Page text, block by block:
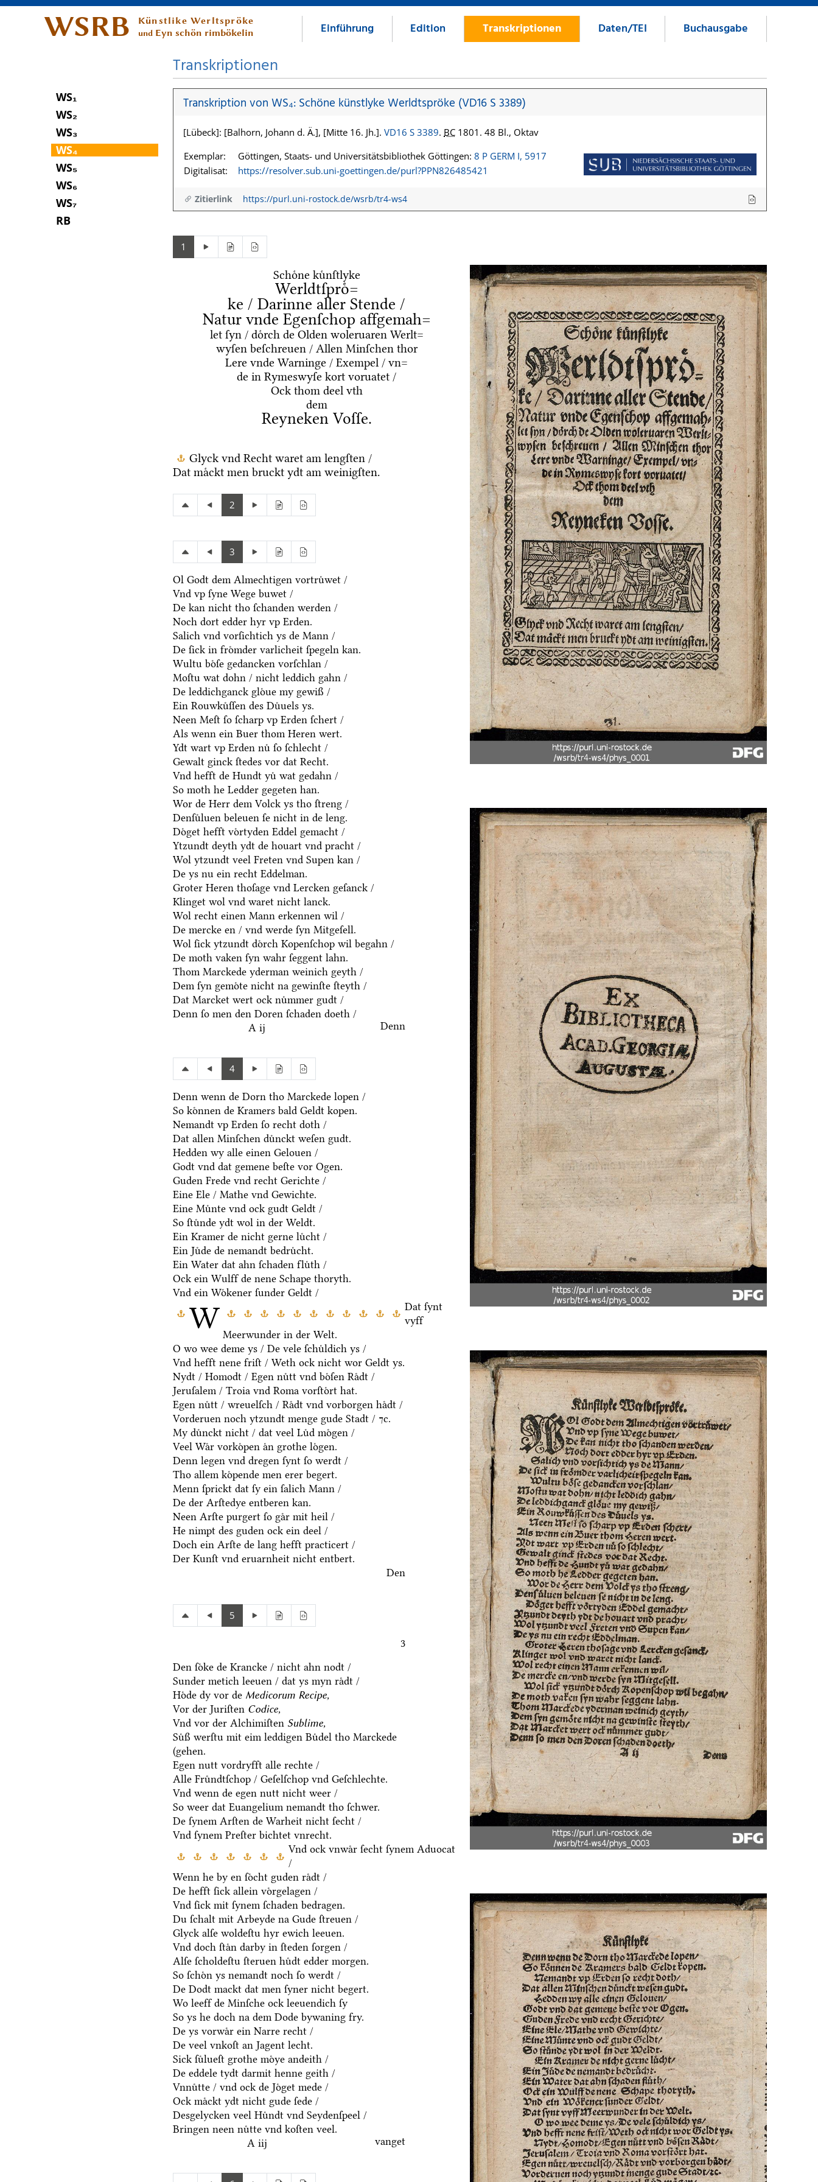
WSRB Künstlike Werltspröke
und Eyn schön rimbökelin Einführung Edition Transkriptionen Daten/TEI Buchausgabe
WS₁
WS₂
WS₃
WS₄
WS₅
WS₆
WS₇
RB
Transkriptionen
Transkription von WS₄: Schöne künstlyke Werldtspröke (VD16 S 3389)
[Lübeck]: [Balhorn, Johann d. Ä.], [Mitte 16. Jh.]. VD16 S 3389. BC 1801. 48 Bl., Oktav
Exemplar:
Göttingen, Staats- und Universitätsbibliothek Göttingen: 8 P GERM I, 5917
Digitalisat:
https://resolver.sub.uni-goettingen.de/purl?PPN826485421
Zitierlink https://purl.uni-rostock.de/wsrb/tr4-ws4
1
Schoͤne kuͤnſtlyke
Werldtſproͤ=
ke / Darinne aller Stende /
Natur vnde Egenſchop affgemah=
let ſyn / doͤrch de Olden woleruaren Werlt=
wyſen beſchreuen / Allen Minſchen thor
Lere vnde Warninge / Exempel / vn=
de in Rymeswyſe kort voruatet /
Ock thom deel vth
dem
Reyneken Voſſe.
Glyck vnd Recht waret am lengſten /
Dat maͤckt men bruckt ydt am weinigſten.
2
3
W
Ol Godt dem Almechtigen vortruͤwet /
Vnd vp ſyne Wege buwet /
De kan nicht tho ſchanden werden /
Noch dort edder hyr vp Erden.
Salich vnd vorſichtich ys de Mann /
De ſick in froͤmder varlicheit ſpegeln kan.
Wultu boͤſe gedancken vorſchlan /
Moſtu wat dohn / nicht leddich gahn /
De leddichganck gloͤue my gewiß /
Ein Rouwkuͤſſen des Duͤuels ys.
Neen Meſt ſo ſcharp vp Erden ſchert /
Als wenn ein Buer thom Heren wert.
Ydt wart vp Erden nuͤ ſo ſchlecht /
Gewalt ginck ſtedes vor dat Recht.
Vnd hefft de Hundt yuͤ wat gedahn /
So moth he Ledder gegeten han.
Wor de Herr dem Volck ys tho ſtreng /
Denſuͤluen beleuen ſe nicht in de leng.
Doͤget hefft voͤrtyden Eddel gemacht /
Ytzundt deyth ydt de houart vnd pracht /
Wol ytzundt veel Freten vnd Supen kan /
De ys nu ein recht Eddelman.
Groter Heren thoſage vnd Lercken geſanck /
Klinget wol vnd waret nicht lanck.
Wol recht einen Mann erkennen wil /
De mercke en / vnd werde ſyn Mitgeſell.
Wol ſick ytzundt doͤrch Kopenſchop wil begahn /
De moth vaken ſyn wahr ſeggent lahn.
Thom Marckede yderman weinich geyth /
Dem ſyn gemoͤte nicht na gewinſte ſteyth /
Dat Marcket wert ock nuͤmmer gudt /
Denn ſo men den Doren ſchaden doeth /
A ij
Denn
4
Denn wenn de Dorn tho Marckede lopen /
So koͤnnen de Kramers bald Geldt kopen.
Nemandt vp Erden ſo recht doth /
Dat allen Minſchen duͤnckt weſen gudt.
Hedden wy alle einen Gelouen /
Godt vnd dat gemene beſte vor Ogen.
Guden Frede vnd recht Gerichte /
Eine Ele / Mathe vnd Gewichte.
Eine Muͤnte vnd ock gudt Geldt /
So ſtuͤnde ydt wol in der Weldt.
Ein Kramer de nicht gerne luͤcht /
Ein Juͤde de nemandt bedruͤcht.
Ein Water dat ahn ſchaden fluͤth /
Ock ein Wulff de nene Schape thoryth.
Vnd ein Woͤkener ſunder Geldt /
Dat ſynt
vyff
Meerwunder in der Welt.
O wo wee deme ys / De vele ſchuͤldich ys /
Vnd hefft nene friſt / Weth ock nicht wor Geldt ys.
Nydt / Homodt / Egen nuͤtt vnd boͤſen Raͤdt /
Jeruſalem / Troia vnd Roma vorſtoͤrt hat.
Egen nuͤtt / wreuelſch / Raͤdt vnd vorborgen haͤdt /
Vorderuen noch ytzundt menge gude Stadt / ⁊c.
My duͤnckt nicht / dat veel Luͤd moͤgen /
Veel Waͤr vorkoͤpen aͤn grothe loͤgen.
Denn legen vnd dregen ſynt ſo werdt /
Tho allem koͤpende men erer begert.
Menn ſprickt dat ſy ein ſalich Mann /
De der Arſtedye entberen kan.
Neen Arſte purgert ſo gaͤr mit heil /
He nimpt des guden ock ein deel /
Doch ein Arſte de lang hefft practicert /
Der Kunſt vnd eruarnheit nicht entbert.
Den
5
3
Den ſoͤke de Krancke / nicht ahn nodt /
Sunder metich leeuen / dat ys myn raͤdt /
Hoͤde dy vor de Medicorum Recipe,
Vor der Juriſten Codice,
Vnd vor der Alchimiſten Sublime,
Suͤß werſtu mit eim leddigen Buͤdel tho Marckede
(gehen.
Egen nutt vordryfft alle rechte /
Alle Fruͤndtſchop / Geſelſchop vnd Geſchlechte.
Vnd wenn de egen nutt nicht weer /
So weer dat Euangelium nemandt tho ſchwer.
De ſynem Arſten de Warheit nicht ſecht /
Vnd ſynem Preſter bichtet vnrecht.
Vnd ock vnwaͤr ſecht ſynem Aduocat
/
Wenn he by en ſoͤcht guden raͤdt /
De hefft ſick allein voͤrgelagen /
Vnd ſick mit ſynem ſchaden bedragen.
Du ſchalt mit Arbeyde na Gude ſtreuen /
Glyck alſe woldeſtu hyr ewich leeuen.
Vnd doch ſtaͤn darby in ſteden ſorgen /
Alſe ſcholdeſtu ſteruen huͤdt edder morgen.
So ſchoͤn ys nemandt noch ſo werdt /
De Dodt mackt dat men ſyner nicht begert.
Wo leeff de Minſche ock leeuendich ſy
So ys he doch na dem Dode bywaning fry.
De ys vorwaͤr ein Narre recht /
De veel vnkoſt an Jagent lecht.
Sick ſuͤlueſt grothe moͤye andeith /
De eddele tydt darmit henne geith /
Vnnuͤtte / vnd ock de Joͤget mede /
Ock maͤckt ydt nicht gude ſede /
Desgelycken veel Huͤndt vnd Seydenſpeel /
Bringen neen nuͤtte vnd koſten veel.
A iij
vanget